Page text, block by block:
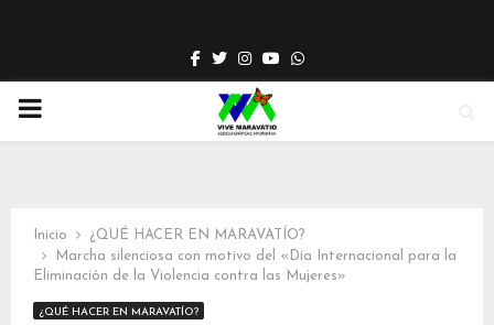
Facebook
TwitterInstagram
YoutubeWhatsapp
PRIMARY
Inicio
¿QUÉ HACER EN MARAVATÍO?
Marcha silenciosa con motivo del «Día Internacional para la
Eliminación de la Violencia contra las Mujeres»
¿QUÉ HACER EN MARAVATÍO?